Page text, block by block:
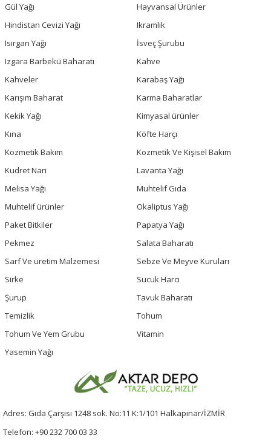
Gül Yağı
Hayvansal Ürünler
Hindistan Cevizi Yağı
Ikramlık
Isırgan Yağı
İsveç Şurubu
Izgara Barbekü Baharatı
Kahve
Kahveler
Karabaş Yağı
Karışım Baharat
Karma Baharatlar
Kekik Yağı
Kimyasal ürünler
Kına
Köfte Harçı
Kozmetik Bakım
Kozmetik Ve Kişisel Bakım
Kudret Narı
Lavanta Yağı
Melisa Yağı
Muhtelif Gıda
Muhtelif ürünler
Okaliptus Yağı
Paket Bitkiler
Papatya Yağı
Pekmez
Salata Baharatı
Sarf Ve üretim Malzemesi
Sebze Ve Meyve Kuruları
Sirke
Sucuk Harcı
Şurup
Tavuk Baharatı
Temizlik
Tohum
Tohum Ve Yem Grubu
Vitamin
Yasemin Yağı
Adres: Gıda Çarşısı 1248 sok. No:11 K:1/101 Halkapınar/İZMİR
Telefon: +90 232 700 03 33